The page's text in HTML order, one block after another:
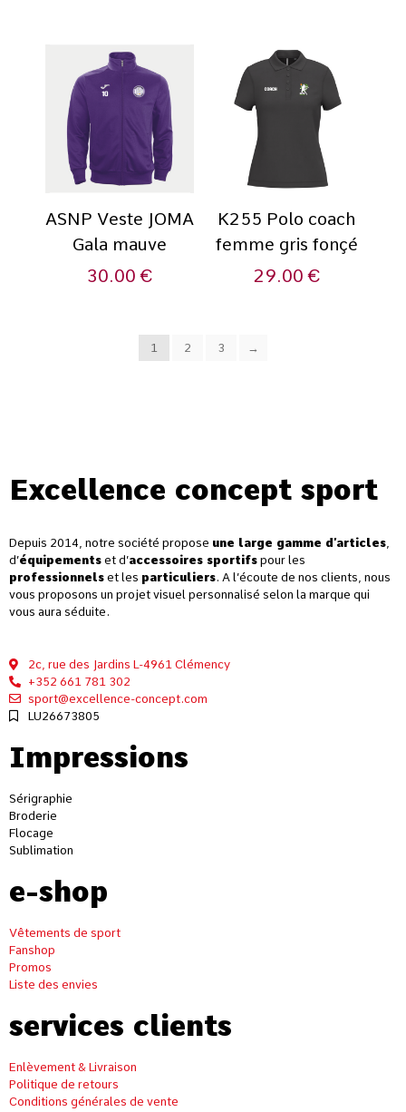
ASNP Veste JOMA
Gala mauve
30.00€
K255 Polo coach
femme gris fonçé
29.00€
1 2 3 →
Excellence concept sport
Depuis 2014, notre société propose une large gamme d’articles
d’équipements et d’accessoires sportifs pour les
professionnels et les particuliers. A l’écoute de nos clients, nous
vous proposons un projet visuel personnalisé selon la marque qui
vous aura séduite.
2c, rue des Jardins L-4961 Clémency
+352 661 781 302
sport@excellence-concept.com
LU26673805
Impressions
Sérigraphie
Broderie
Flocage
Sublimation
e-shop
Vêtements de sport
Fanshop
Promos
Liste des envies
services clients
Enlèvement & Livraison
Politique de retours
Conditions générales de vente